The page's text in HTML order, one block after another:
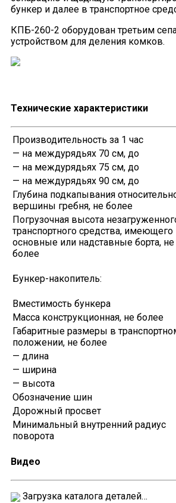
бункер и далее в транспортное
КПБ-260-2 оборудован третьим
устройством для деления комков.
Технические характеристики
Производительность за 1 час
— на междурядьях 70 см, до
— на междурядьях 75 см, до
— на междурядьях 90 см, до
Глубина подкапывания
вершины гребня, не более
Погрузочная высота
транспортного средства, имеющего
основные или надставные борта, не
более
Бункер-накопитель:
Вместимость бункера
Масса конструкционная, не более
Габаритные размеры в
положении, не более
— длина
— ширина
— высота
Обозначение шин
Дорожный просвет
Минимальный внутренний радиус
поворота
Видео
Загрузка каталога деталей…